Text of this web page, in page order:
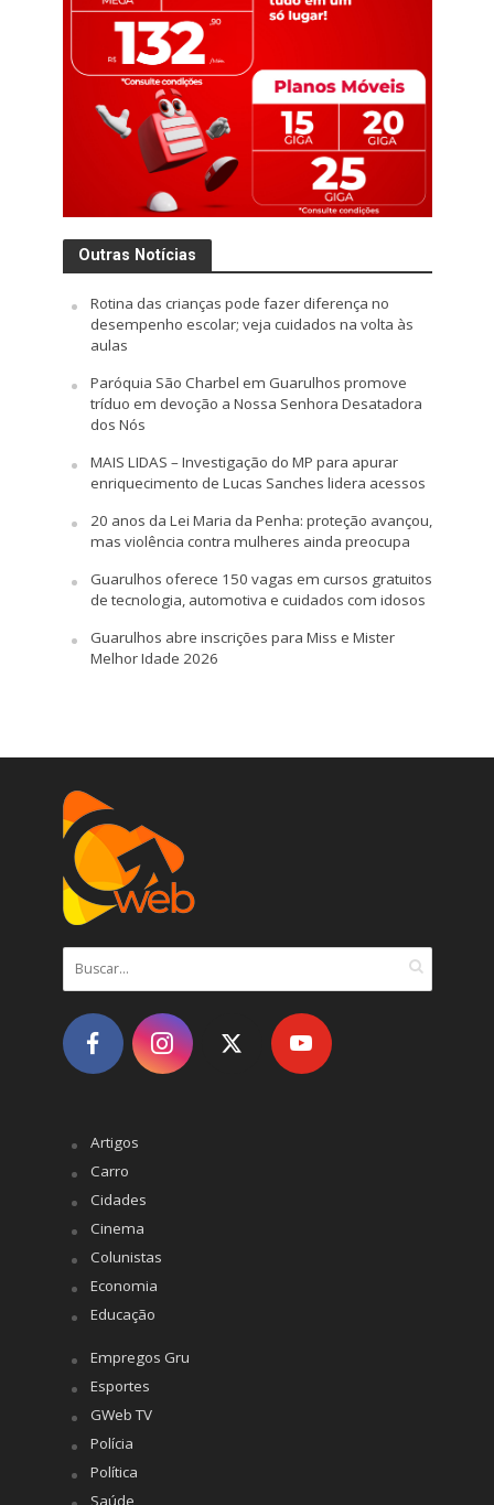
Outras Notícias
Rotina das crianças pode fazer diferença no
desempenho escolar; veja cuidados na volta às
aulas
Paróquia São Charbel em Guarulhos promove
tríduo em devoção a Nossa Senhora Desatadora
dos Nós
MAIS LIDAS – Investigação do MP para apurar
enriquecimento de Lucas Sanches lidera acessos
20 anos da Lei Maria da Penha: proteção avançou,
mas violência contra mulheres ainda preocupa
Guarulhos oferece 150 vagas em cursos gratuitos
de tecnologia, automotiva e cuidados com idosos
Guarulhos abre inscrições para Miss e Mister
Melhor Idade 2026
Artigos
Carro
Cidades
Cinema
Colunistas
Economia
Educação
Empregos Gru
Esportes
GWeb TV
Polícia
Política
Saúde